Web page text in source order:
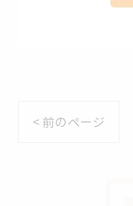
< 前のページ